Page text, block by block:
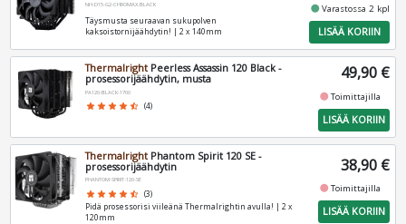
NH-D15-G2-CHROMAX.BLACK
Täysmusta seuraavan sukupolven
kaksoistornijäähdytin! | 2 x 140mm
fiber_manual_recordVarastossa 2 kpl
LISÄÄ KORIIN
Thermalright Peerless Assassin 120 Black -
prosessorijäähdytin, musta
PA120-BLACK-1700
star star star star star_half (4)
49,90 €
fiber_manual_recordToimittajilla
LISÄÄ KORIIN
Thermalright Phantom Spirit 120 SE -
prosessorijäähdytin
PHANTOM-SPIRIT-120-SE
star star star star star_half (3)
Pidä prosessorisi viileänä Thermalrightin avulla! | 2 x
120mm
38,90 €
fiber_manual_recordToimittajilla
LISÄÄ KORIIN